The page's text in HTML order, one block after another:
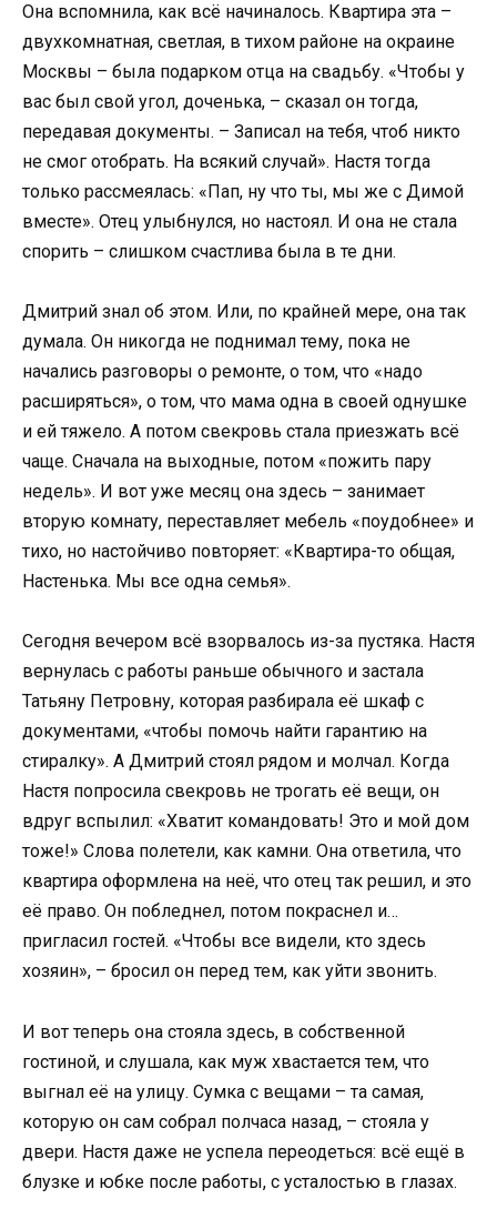
Она вспомнила, как всё начиналось. Квартира эта –
двухкомнатная, светлая, в тихом районе на окраине
Москвы – была подарком отца на свадьбу. «Чтобы у
вас был свой угол, доченька, – сказал он тогда,
передавая документы. – Записал на тебя, чтоб никто
не смог отобрать. На всякий случай». Настя тогда
только рассмеялась: «Пап, ну что ты, мы же с Димой
вместе». Отец улыбнулся, но настоял. И она не стала
спорить – слишком счастлива была в те дни.
Дмитрий знал об этом. Или, по крайней мере, она так
думала. Он никогда не поднимал тему, пока не
начались разговоры о ремонте, о том, что «надо
расширяться», о том, что мама одна в своей однушке
и ей тяжело. А потом свекровь стала приезжать всё
чаще. Сначала на выходные, потом «пожить пару
недель». И вот уже месяц она здесь – занимает
вторую комнату, переставляет мебель «поудобнее» и
тихо, но настойчиво повторяет: «Квартира-то общая,
Настенька. Мы все одна семья».
Сегодня вечером всё взорвалось из-за пустяка. Настя
вернулась с работы раньше обычного и застала
Татьяну Петровну, которая разбирала её шкаф с
документами, «чтобы помочь найти гарантию на
стиралку». А Дмитрий стоял рядом и молчал. Когда
Настя попросила свекровь не трогать её вещи, он
вдруг вспылил: «Хватит командовать! Это и мой дом
тоже!» Слова полетели, как камни. Она ответила, что
квартира оформлена на неё, что отец так решил, и это
её право. Он побледнел, потом покраснел и…
пригласил гостей. «Чтобы все видели, кто здесь
хозяин», – бросил он перед тем, как уйти звонить.
И вот теперь она стояла здесь, в собственной
гостиной, и слушала, как муж хвастается тем, что
выгнал её на улицу. Сумка с вещами – та самая,
которую он сам собрал полчаса назад, – стояла у
двери. Настя даже не успела переодеться: всё ещё в
блузке и юбке после работы, с усталостью в глазах.